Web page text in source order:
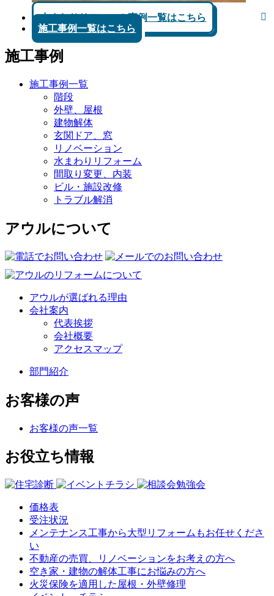
水まわりリフォーム事例一覧はこちら
施工事例一覧はこちら
施工事例
施工事例一覧
階段
外壁、屋根
建物解体
玄関ドア、窓
リノベーション
水まわりリフォーム
間取り変更、内装
ビル・施設改修
トラブル解消
アウルについて
アウルが選ばれる理由
会社案内
代表挨拶
会社概要
アクセスマップ
部門紹介
お客様の声
お客様の声一覧
お役立ち情報
価格表
受注状況
メンテナンス工事から大型リフォームもお任せくださ
い
不動産の売買、リノベーションをお考えの方へ
空き家・建物の解体工事にお悩みの方へ
火災保険を適用した屋根・外壁修理